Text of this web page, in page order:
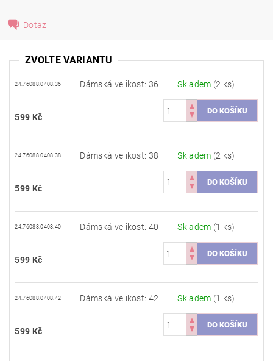
Dotaz
ZVOLTE VARIANTU
24.76088.0408.36 Dámská velikost: 36 Skladem (2 ks)
599 Kč
24.76088.0408.38 Dámská velikost: 38 Skladem (2 ks)
599 Kč
24.76088.0408.40 Dámská velikost: 40 Skladem (1 ks)
599 Kč
24.76088.0408.42 Dámská velikost: 42 Skladem (1 ks)
599 Kč